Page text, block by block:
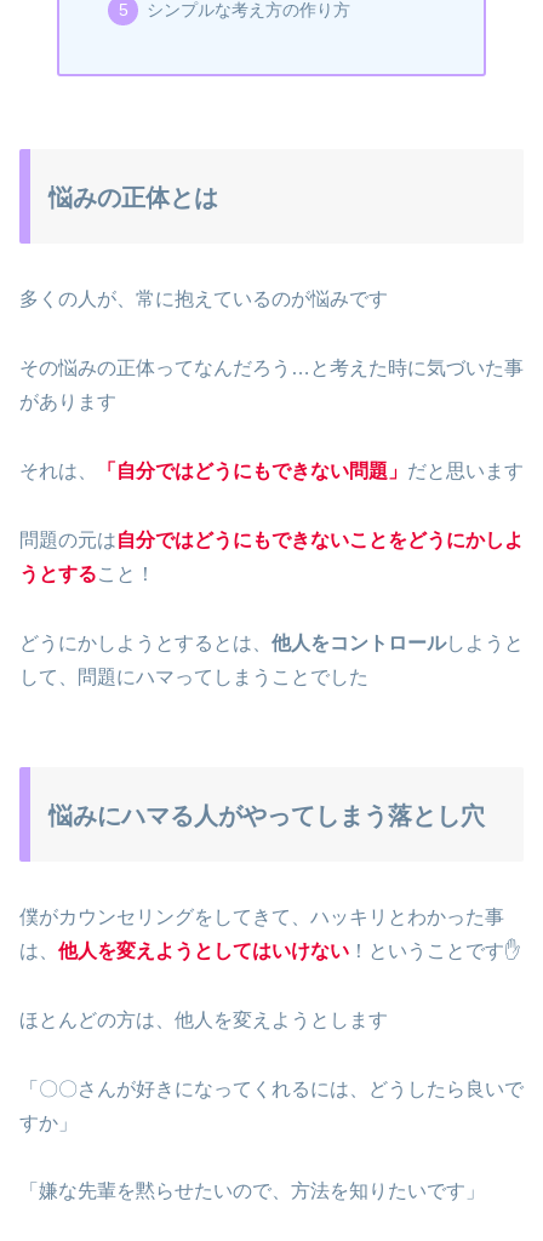
シンプルな考え方の作り方
悩みの正体とは
多くの人が、常に抱えているのが悩みです
その悩みの正体ってなんだろう…と考えた時に気づいた事
があります
それは、 「自分ではどうにもできない問題」 だと思います
問題の元は自分ではどうにもできないことをどうにかしよ
うとすること！
どうにかしようとするとは、 他人をコントロールしようと
して、問題にハマってしまうことでした
悩みにハマる人がやってしまう落とし穴
僕がカウンセリングをしてきて、ハッキリとわかった事
は、 他人を変えようとしてはいけない ！ということです✋
ほとんどの方は、他人を変えようとします
「〇〇さんが好きになってくれるには、どうしたら良いで
すか」
「嫌な先輩を黙らせたいので、方法を知りたいです」